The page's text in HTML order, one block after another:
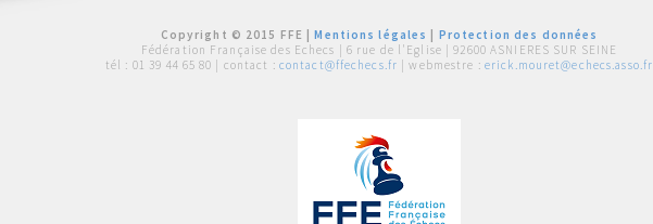
Copyright © 2015 FFE |Mentions légales
Protection des données
Fédération Française des Echecs | 6 rue de l'Eglise | 92600 ASNIERES SUR SEINE
tél : 01 39 44 65 80 | contact : contact@ffechecs.fr | webmestre : erick.mouret@echecs.asso.fr